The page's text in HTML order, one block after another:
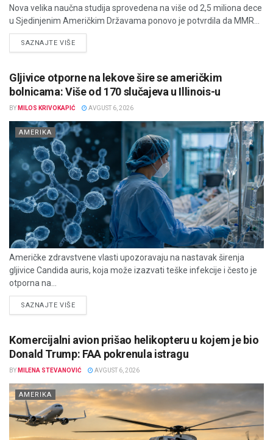
Nova velika naučna studija sprovedena na više od 2,5 miliona dece
u Sjedinjenim Američkim Državama ponovo je potvrdila da MMR...
SAZNAJTE VIŠEDETAILS
Gljivice otporne na lekove šire se američkim
bolnicama: Više od 170 slučajeva u Illinois-u
BY MILOS KRIVOKAPIĆ AVGUST 6, 2026
AMERIKA
Američke zdravstvene vlasti upozoravaju na nastavak širenja
gljivice Candida auris, koja može izazvati teške infekcije i često je
otporna na...
SAZNAJTE VIŠEDETAILS
Komercijalni avion prišao helikopteru u kojem je bio
Donald Trump: FAA pokrenula istragu
BY MILENA STEVANOVIĆ AVGUST 6, 2026
AMERIKA